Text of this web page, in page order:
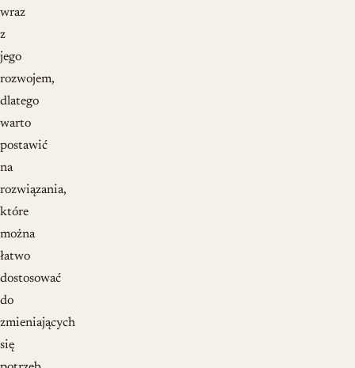
wraz
z
jego
rozwojem,
dlatego
warto
postawić
na
rozwiązania,
które
można
łatwo
dostosować
do
zmieniających
się